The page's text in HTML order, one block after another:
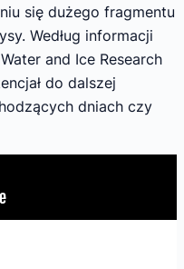
się dużego fragmentu
Według informacji
and Ice Research
do dalszej
dniach czy